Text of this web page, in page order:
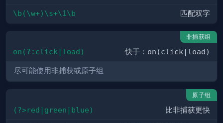
\b(\w+)\s+\1\b 匹配双字
非捕获组
on(?:click|load) 快于： on(click|load)
尽可能使用非捕获或原子组
原子组
(?>red|green|blue) 比非捕获更快